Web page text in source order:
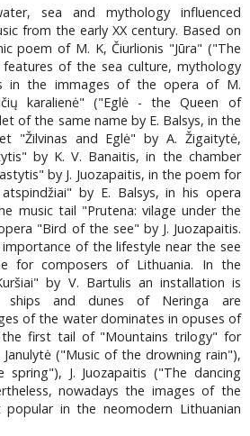
sea and mythology influenced
from the early XX century. Based on
poem of M. K, Čiurlionis "Jūra" ("The
of the sea culture, mythology
in the immages of the opera of M.
karalienė" ("Eglė - the Queen of
of the same name by E. Balsys, in the
"Žilvinas and Eglė" by A. Žigaitytė,
by K. V. Banaitis, in the chamber
by J. Juozapaitis, in the poem for
by E. Balsys, in his opera
music tail "Prutena: vilage under the
"Bird of the see" by J. Juozapaitis.
of the lifestyle near the see
for composers of Lithuania. In the
by V. Bartulis an installation is
ships and dunes of Neringa are
of the water dominates in opuses of
the first tail of "Mountains trilogy" for
Janulytė ("Music of the drowning rain"),
spring"), J. Juozapaitis ("The dancing
nowadays the images of the
in the neomodern Lithuanian